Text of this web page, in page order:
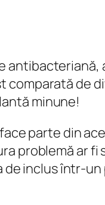
antibacteriană,
comparată de
minune!
parte din
problemă ar fi
de inclus într-